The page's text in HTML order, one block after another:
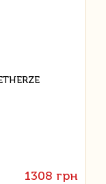
1308 грн